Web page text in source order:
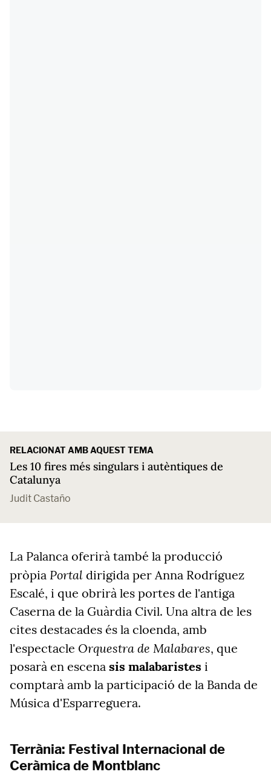
RELACIONAT AMB AQUEST TEMA
Les 10 fires més singulars i autèntiques de
Catalunya
Judit Castaño
La Palanca oferirà també la producció
pròpia Portal dirigida per Anna Rodríguez
Escalé, i que obrirà les portes de l'antiga
Caserna de la Guàrdia Civil. Una altra de les
cites destacades és la cloenda, amb
l'espectacle Orquestra de Malabares, que
posarà en escena sis malabaristes i
comptarà amb la participació de la Banda de
Música d'Esparreguera.
Terrània: Festival Internacional de
Ceràmica de Montblanc